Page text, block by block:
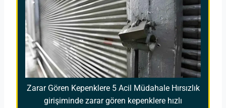
Zarar Gören Kepenklere 5 Acil Müdahale Hırsızlık
girişiminde zarar gören kepenklere hızlı